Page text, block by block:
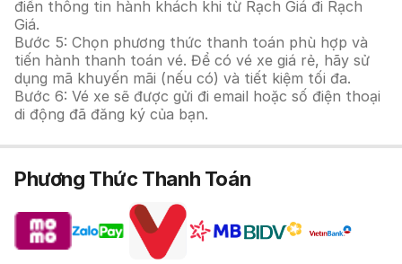
điền thông tin hành khách khi từ Rạch Giá đi Rạch
Giá.
Bước 5: Chọn phương thức thanh toán phù hợp và
tiến hành thanh toán vé. Để có vé xe giá rẻ, hãy sử
dụng mã khuyến mãi (nếu có) và tiết kiệm tối đa.
Bước 6: Vé xe sẽ được gửi đi email hoặc số điện thoại
di động đã đăng ký của bạn.
Phương Thức Thanh Toán